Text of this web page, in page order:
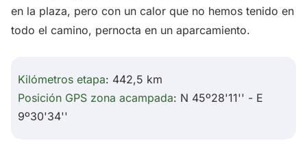
en la plaza, pero con un calor que no hemos tenido en
todo el camino, pernocta en un aparcamiento.
Kilómetros etapa: 442,5 km
Posición GPS zona acampada: N 45º28'11'' - E
9º30'34''